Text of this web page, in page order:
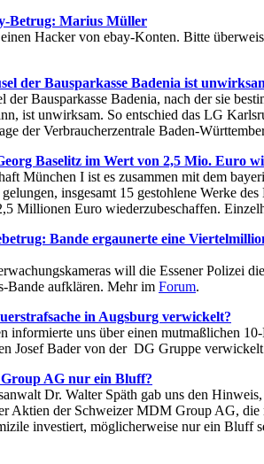
Betrug: Marius Müller
Hacker von ebay-Konten. Bitte
der Bausparkasse Badenia ist
der Bausparkasse Badenia, nach der sie
ist unwirksam. So entschied das LG
der Verbraucherzentrale Baden-
Baselitz im Wert von 2,5 Mio. Euro
München I ist es zusammen mit dem
insgesamt 15 gestohlene Werke
Millionen Euro wiederzubeschaffen.
Bande ergaunerte eine
will die Essener Polizei
Bande aufklären. Mehr im Forum.
in Augsburg verwickelt?
informierte uns über einen mutmaßlichen
Josef Bader von der DG Gruppe
AG nur ein Bluff?
Dr. Walter Späth gab uns den Hinweis,
Aktien der Schweizer MDM Group AG, die
investiert, möglicherweise nur ein Bluff